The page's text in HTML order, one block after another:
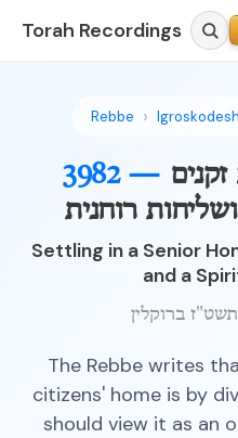
Torah Recordings
Rebbe Igroskodesh
3982 —
רוחנית
Settling in a Senior
and a
The Rebbe writes
citizens' home is by
should view it as an